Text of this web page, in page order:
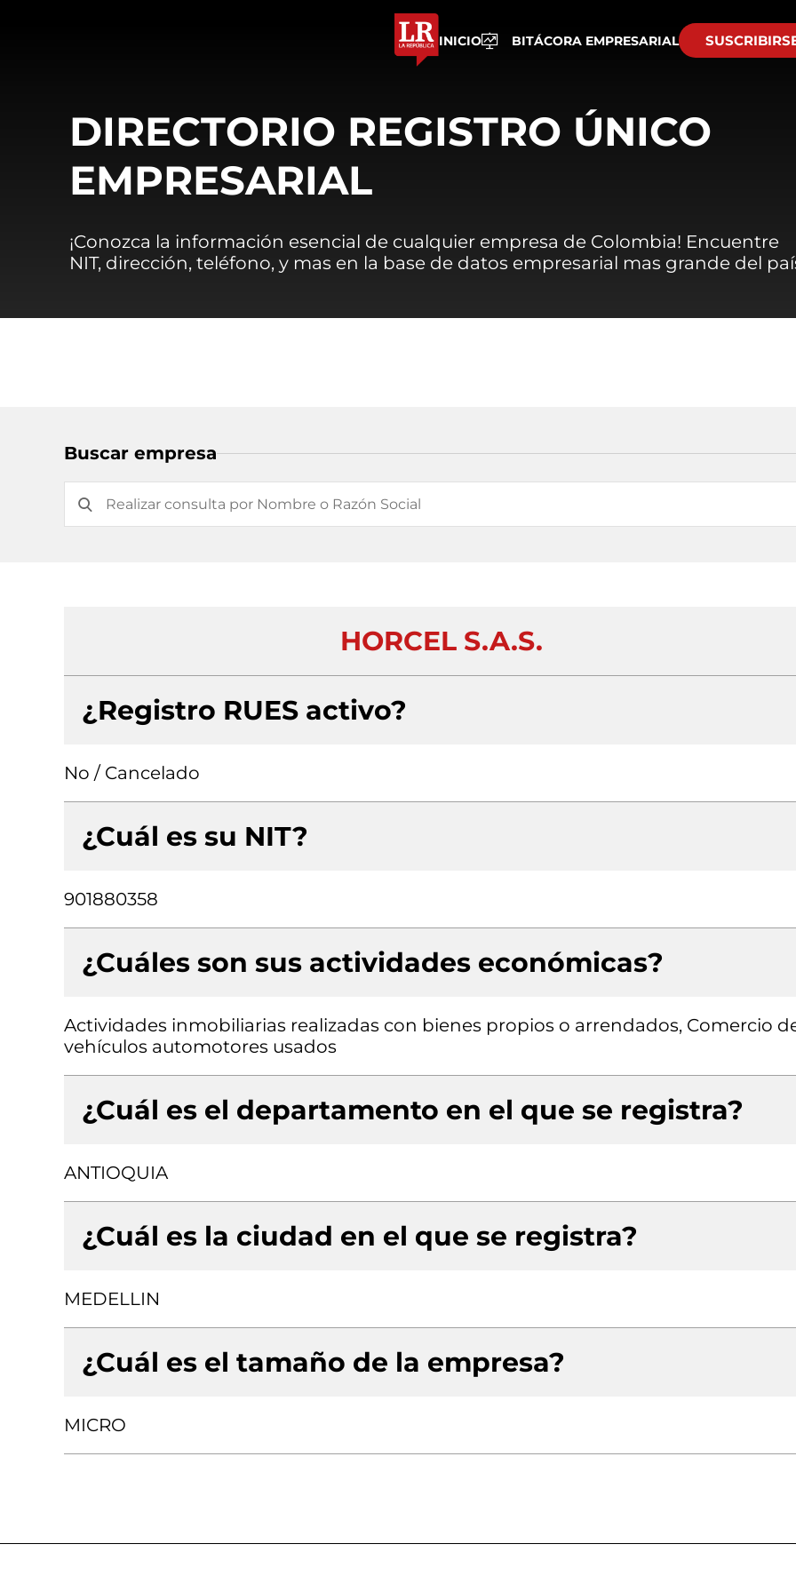
INICIO BITÁCORA EMPRESARIAL
DIRECTORIO REGISTRO ÚNICO
EMPRESARIAL
¡Conozca la información esencial de cualquier empresa de Colombia! Encuentre
NIT, dirección, teléfono, y mas en la base de datos empresarial mas grande del
Buscar empresa
HORCEL S.A.S.
¿Registro RUES activo?
No / Cancelado
¿Cuál es su NIT?
901880358
¿Cuáles son sus actividades económicas?
Actividades inmobiliarias realizadas con bienes propios o arrendados, Comercio
vehículos automotores usados
¿Cuál es el departamento en el que se registra?
ANTIOQUIA
¿Cuál es la ciudad en el que se registra?
MEDELLIN
¿Cuál es el tamaño de la empresa?
MICRO